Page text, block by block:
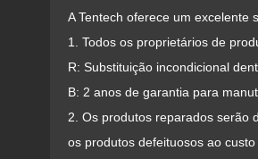
A Tentech oferece um excelente
1. Todos os proprietários de
R: Substituição incondicional
B: 2 anos de garantia para
2. Os produtos reparados serão
os produtos defeituosos ao custo